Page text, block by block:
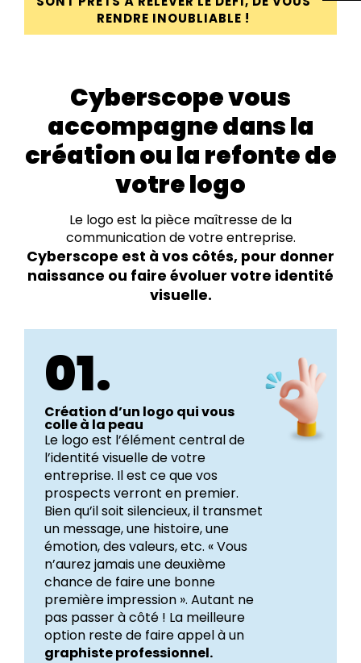
RENDRE INOUBLIABLE !
Cyberscope vous
accompagne dans la
création ou la refonte de
votre logo
Le logo est la pièce maîtresse de la
communication de votre entreprise.
Cyberscope est à vos côtés, pour donner
naissance ou faire évoluer votre identité
visuelle.
01.
Création d’un logo qui vous
colle à la peau
Le logo est l’élément central de
l’identité visuelle de votre
entreprise. Il est ce que vos
prospects verront en premier.
Bien qu’il soit silencieux, il transmet
un message, une histoire, une
émotion, des valeurs, etc. « Vous
n’aurez jamais une deuxième
chance de faire une bonne
première impression ». Autant ne
pas passer à côté ! La meilleure
option reste de faire appel à un
graphiste professionnel.